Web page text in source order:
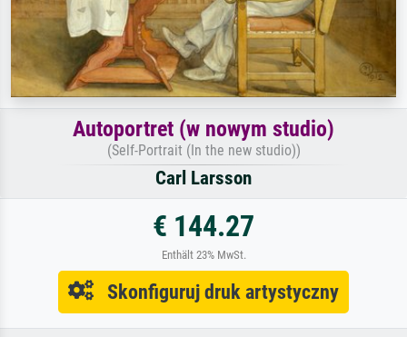
Autoportret (w nowym studio)
(Self-Portrait (In the new studio))
Carl Larsson
€ 144.27
Enthält 23% MwSt.
Skonfiguruj druk artystyczny